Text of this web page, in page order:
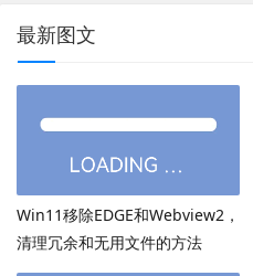
最新图文
Win11移除EDGE和Webview2，
清理冗余和无用文件的方法